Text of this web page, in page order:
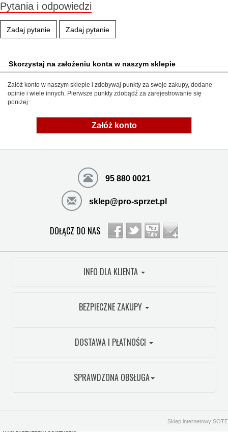
Pytania i odpowiedzi
Zadaj pytanie Zadaj pytanie
Skorzystaj na założeniu konta w naszym sklepie
Załóż konto w naszym sklepie i zdobywaj punkty za swoje zakupy, dodane
opinie i wiele innych. Pierwsze punkty zdobądź za zarejestrowanie się
poniżej:
Załóż konto
95 880 0021
sklep@pro-sprzet.pl
DOŁĄCZ DO NAS
INFO DLA KLIENTA
BEZPIECZNE ZAKUPY
DOSTAWA I PŁATNOŚCI
SPRAWDZONA OBSŁUGA
Sklep internetowy SOTE